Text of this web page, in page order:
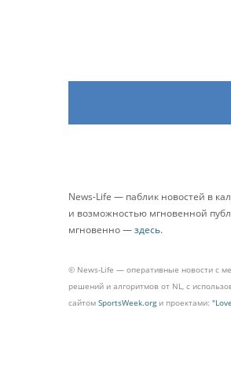
News-Life — паблик новостей в
и возможностью мгновенной
мгновенно —здесь.
© News-Life — оперативные новости с
решений и алгоритмов от NL, с
сайтом SportsWeek.orgи проектами: